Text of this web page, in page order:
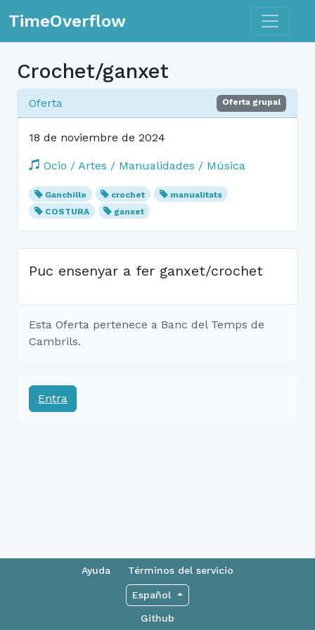
TimeOverflow Toggle
Crochet/ganxet
Oferta Oferta grupal
18 de noviembre de 2024
Ocio / Artes / Manualidades / Música
Ganchillo crochet
manualitats
COSTURA
ganxet
Puc ensenyar a fer ganxet/crochet
Esta Oferta pertenece a Banc del Temps de
Cambrils.
Entra
Ayuda Términos del servicio
Español
Github